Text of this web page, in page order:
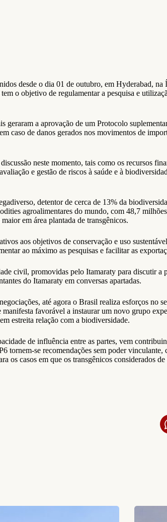
desde o dia 01 de outubro, em Hyderabad,
o objetivo de regulamentar a pesquisa e
a aprovação de um Protocolo
caso de danos gerados nos movimentos de
neste momento, tais como os recursos
e gestão de riscos à saúde e à
detentor de cerca de 13% da
agroalimentares do mundo, com 48,7
em área plantada de transgênicos.
aos objetivos de conservação e uso
ao máximo as pesquisas e facilitar as
civil, promovidas pelo Itamaraty para discutir a
do Itamaraty em conversas apartadas.
até agora o Brasil realiza esforços no
favorável a instaurar um novo grupo
estreita relação com a biodiversidade.
de influência entre as partes, vem
se recomendações sem poder vinculante,
os casos em que os transgênicos considerados